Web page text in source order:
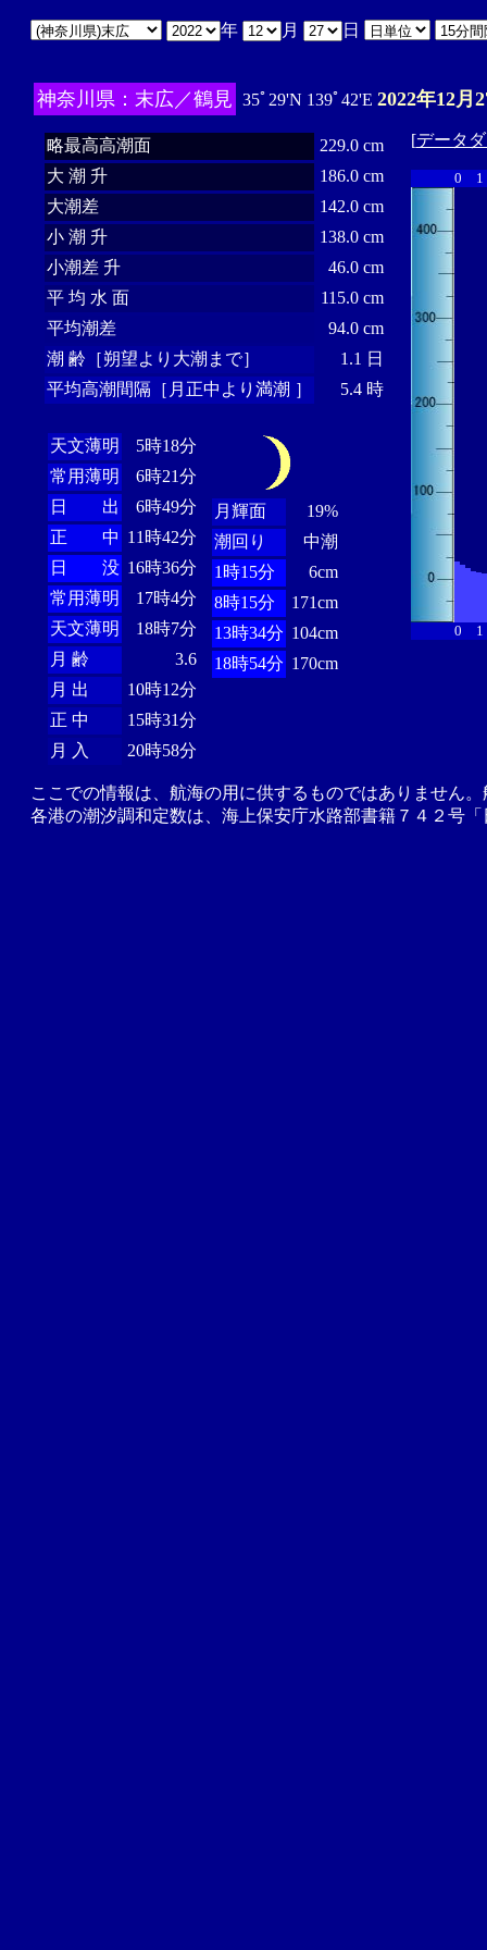
年 月 日
神奈川県：末広／鶴見 35ﾟ29'N 139ﾟ42'E 2022年12月
略最高高潮面
229.0 cm
大 潮 升
186.0 cm
大潮差
142.0 cm
小 潮 升
138.0 cm
小潮差 升
46.0 cm
平 均 水 面
115.0 cm
平均潮差
94.0 cm
潮 齢［朔望より大潮まで］
1.1 日
平均高潮間隔［月正中より満潮 ］
5.4 時
天文薄明
5時18分
常用薄明
6時21分
日 出
6時49分
正 中 11時42分
日 没 16時36分
常用薄明
17時4分
天文薄明
18時7分
月 齢
3.6
月 出
10時12分
正 中
15時31分
月 入
20時58分
月輝面
19%
潮回り
中潮
1時15分
6cm
8時15分
171cm
13時34分 104cm
18時54分 170cm
[データ
0 1
0 1
ここでの情報は、航海の用に供するものではありません
各港の潮汐調和定数は、海上保安庁水路部書籍７４２号